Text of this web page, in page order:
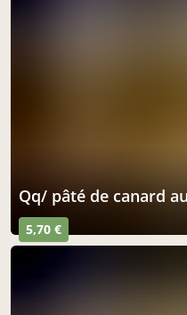
qq/ pâté de canard
5,70 €